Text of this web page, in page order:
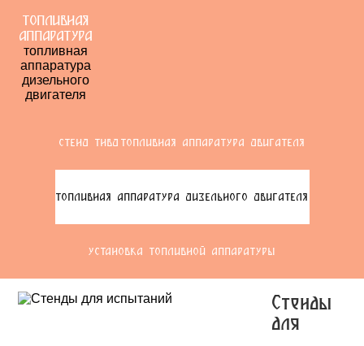
ТОПЛИВНАЯ
АППАРАТУРА
топливная
аппаратура
дизельного
двигателя
СТЕНД ТНВД ТОПЛИВНАЯ АППАРАТУРА ДВИГАТЕЛЯ
ТОПЛИВНАЯ АППАРАТУРА ДИЗЕЛЬНОГО ДВИГАТЕЛЯ
УСТАНОВКА ТОПЛИВНОЙ АППАРАТУРЫ
Стенды
для